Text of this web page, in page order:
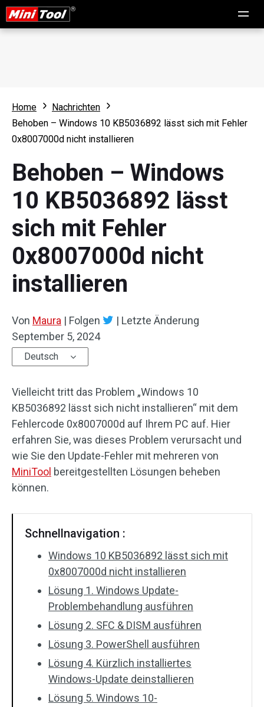
Home
Nachrichten
Behoben – Windows 10 KB5036892 lässt sich mit Fehler
0x8007000d nicht installieren
Behoben – Windows
10 KB5036892 lässt
sich mit Fehler
0x8007000d nicht
installieren
Von Maura | Folgen | Letzte Änderung
September 5, 2024
Deutsch
Vielleicht tritt das Problem „Windows 10
KB5036892 lässt sich nicht installieren“ mit dem
Fehlercode 0x8007000d auf Ihrem PC auf. Hier
erfahren Sie, was dieses Problem verursacht und
wie Sie den Update-Fehler mit mehreren von
MiniTool bereitgestellten Lösungen beheben
können.
Schnellnavigation :
Windows 10 KB5036892 lässt sich mit
0x8007000d nicht installieren
Lösung 1. Windows Update-
Problembehandlung ausführen
Lösung 2. SFC & DISM ausführen
Lösung 3. PowerShell ausführen
Lösung 4. Kürzlich installiertes
Windows-Update deinstallieren
Lösung 5. Windows 10-